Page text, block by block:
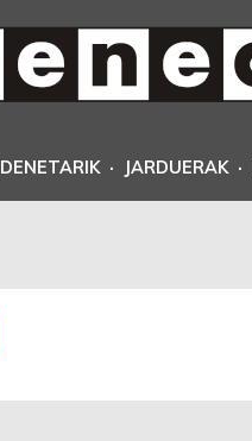
DENETARIK · JARDUERAK ·